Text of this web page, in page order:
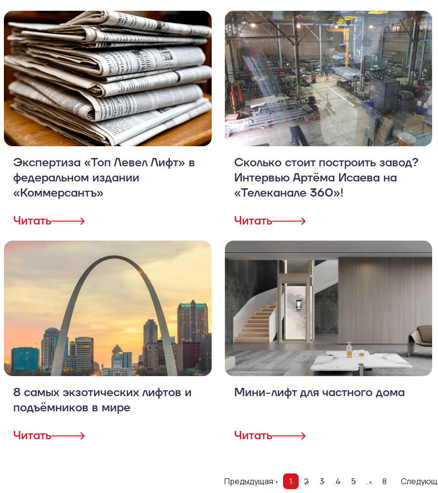
Экспертиза «Топ Левел Лифт» в
федеральном издании
«Коммерсантъ»
Читать
Сколько стоит построить завод?
Интервью Артёма Исаева на
«Телеканале 360»!
Читать
8 самых экзотических лифтов и
подъёмников в мире
Читать
Мини-лифт для частного дома
Читать
Предыдущая 1 2 3 4 5 ... 8